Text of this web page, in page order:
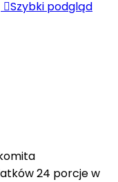
Szybki podgląd
24 porcje w